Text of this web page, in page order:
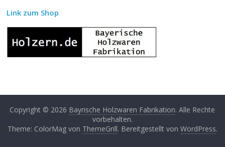
Link zum Shop
Copyright © 2026 Bayrische Holzwaren Fabrikation. Alle Rechte
vorbehalten.
Theme: ColorMag von ThemeGrill. Bereitgestellt von WordPress.